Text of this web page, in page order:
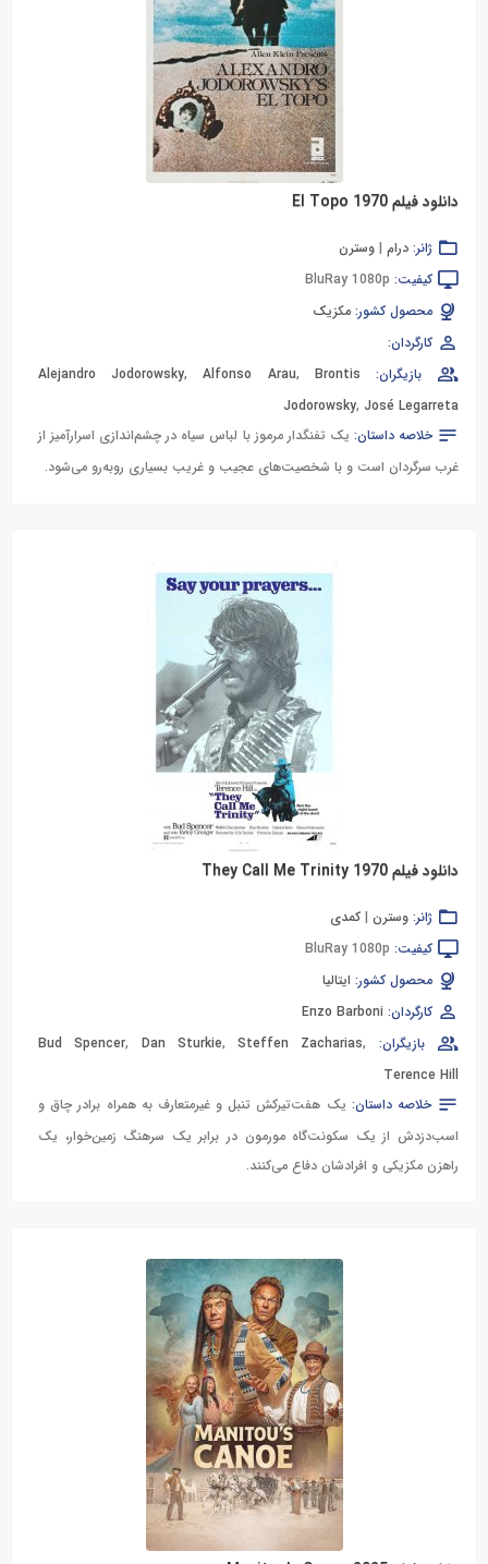
دانلود فیلم El Topo 1970
ژانر: درام | وسترن
کیفیت: BluRay 1080p
محصول کشور: مکزیک
کارگردان:
بازیگران:
Alejandro Jodorowsky,Alfonso Arau, Brontis
Jodorowsky, José Legarreta
خلاصه داستان: یک تفنگدار مرموز با لباس سیاه در چشم‌اندازی اسرارآمیز از
غرب سرگردان است و با شخصیت‌های عجیب و غریب بسیاری روبه‌رو می‌شود.
دانلود فیلم They Call Me Trinity 1970
ژانر: وسترن | کمدی
کیفیت: BluRay 1080p
محصول کشور: ایتالیا
کارگردان: Enzo Barboni
بازیگران:
Bud Spencer, Dan Sturkie,Steffen Zacharias,
Terence Hill
خلاصه داستان: یک هفت‌تیرکش تنبل و غیرمتعارف به همراه برادر چاق و
اسب‌دزدش از یک سکونت‌گاه مورمون در برابر یک سرهنگ زمین‌خوار، یک
راهزن مکزیکی و افرادشان دفاع می‌کنند.